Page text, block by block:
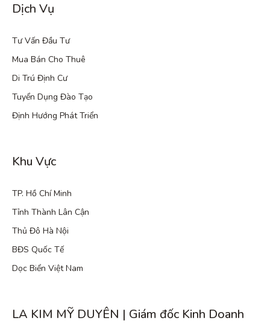
Dịch Vụ
Tư Vấn Đầu Tư
Mua Bán Cho Thuê
Di Trú Định Cư
Tuyển Dụng Đào Tạo
Định Hướng Phát Triển
Khu Vực
TP. Hồ Chí Minh
Tỉnh Thành Lân Cận
Thủ Đô Hà Nội
BĐS Quốc Tế
Dọc Biển Việt Nam
LA KIM MỸ DUYÊN | Giám đốc Kinh Doanh